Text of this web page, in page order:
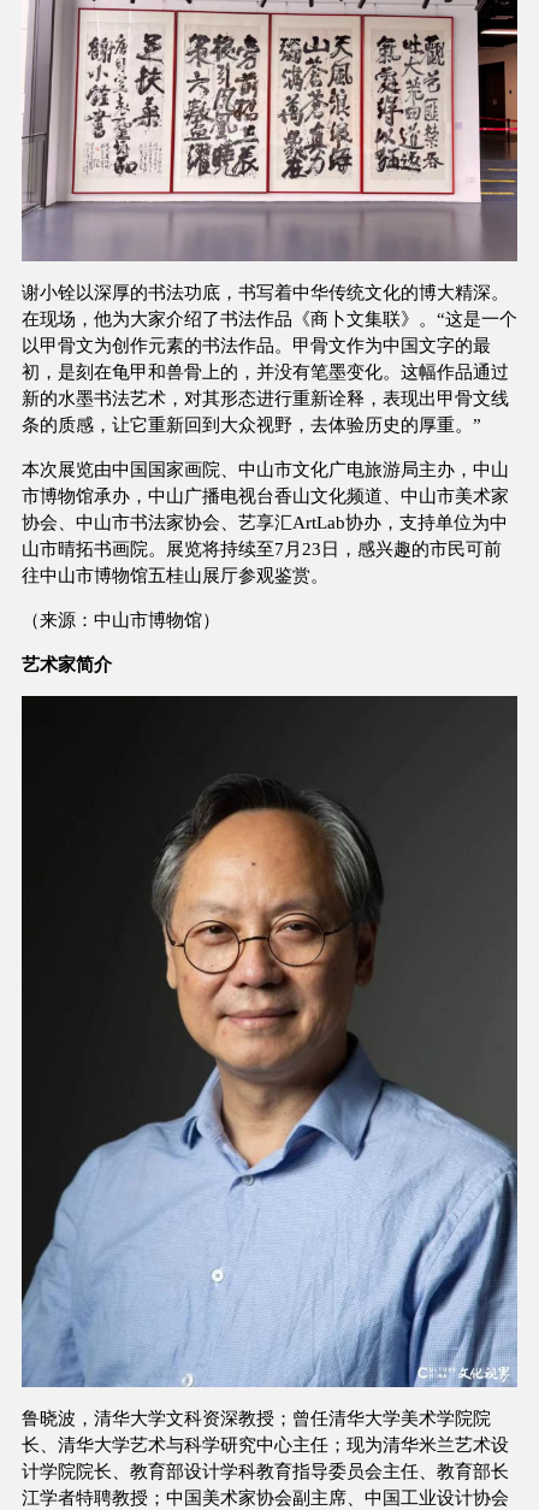
谢小铨以深厚的书法功底，书写着中华传统文化的博大精深。
在现场，他为大家介绍了书法作品《商卜文集联》。“这是一个
以甲骨文为创作元素的书法作品。甲骨文作为中国文字的最
初，是刻在龟甲和兽骨上的，并没有笔墨变化。这幅作品通过
新的水墨书法艺术，对其形态进行重新诠释，表现出甲骨文线
条的质感，让它重新回到大众视野，去体验历史的厚重。”
本次展览由中国国家画院、中山市文化广电旅游局主办，中山
市博物馆承办，中山广播电视台香山文化频道、中山市美术家
协会、中山市书法家协会、艺享汇ArtLab协办，支持单位为中
山市晴拓书画院。展览将持续至7月23日，感兴趣的市民可前
往中山市博物馆五桂山展厅参观鉴赏。
（来源：中山市博物馆）
艺术家简介
鲁晓波，清华大学文科资深教授；曾任清华大学美术学院院
长、清华大学艺术与科学研究中心主任；现为清华米兰艺术设
计学院院长、教育部设计学科教育指导委员会主任、教育部长
江学者特聘教授；中国美术家协会副主席、中国工业设计协会